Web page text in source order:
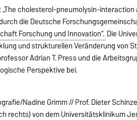
cholesterol-pneumolysin-
die Deutsche
Forschung und Innovation“. Die
und strukturellen Veränderung von
Adrian T. Press und die
Perspektive bei.
Nadine Grimm // Prof. Dieter
rechts) von dem Universitätsklinikum